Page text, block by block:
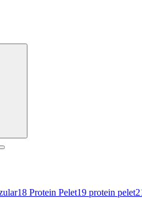
18 Protein Pelet19 protein pelet